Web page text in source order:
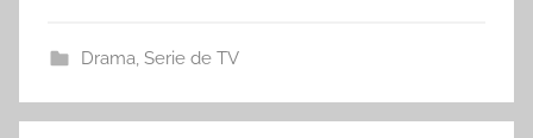
Drama, Serie de TV